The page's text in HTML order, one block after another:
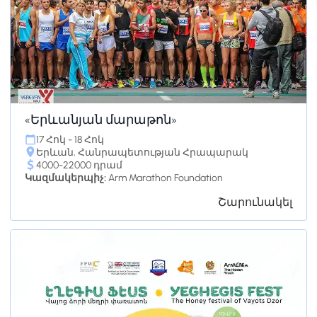
«Երևանյան մարաթոն»
17 Հոկ - 18 Հոկ
Երևան, Հանրապետության Հրապարակ
4000-22000 դրամ
Կազմակերպիչ:Arm Marathon Foundation
Շարունակել